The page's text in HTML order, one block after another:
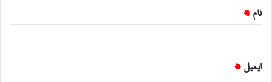
نام *
ایمیل *